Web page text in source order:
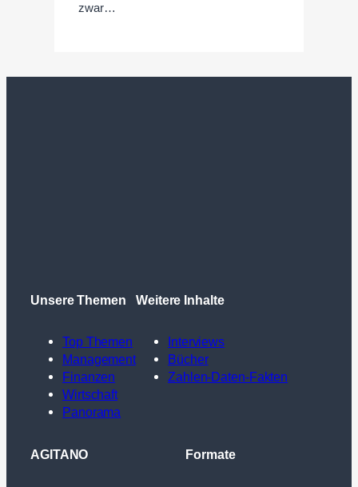
zwar…
Unsere Themen
Top Themen
Management
Finanzen
Wirtschaft
Panorama
Weitere Inhalte
Interviews
Bücher
Zahlen-Daten-Fakten
AGITANO Formate